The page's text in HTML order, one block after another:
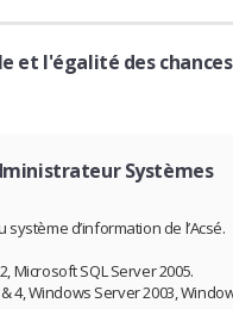
et l'égalité des chances
Systèmes
d’information de l’Acsé.
Microsoft SQL Server 2005.
4, Windows Server 2003,